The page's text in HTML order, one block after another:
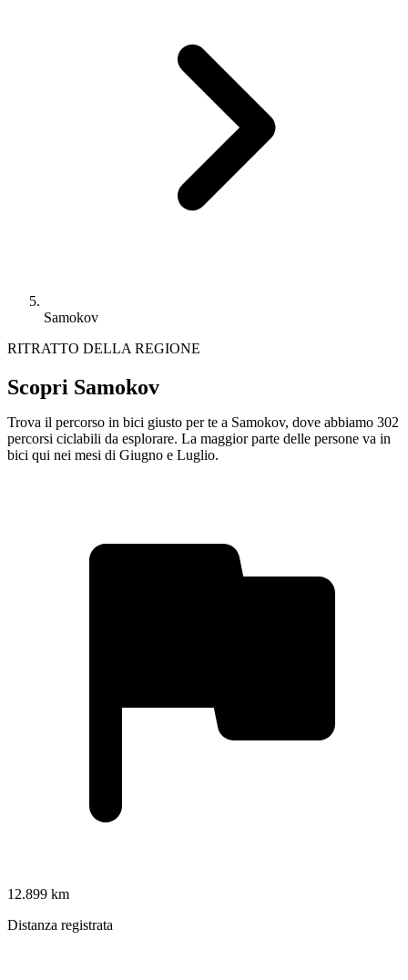
Samokov
RITRATTO DELLA REGIONE
Scopri Samokov
Trova il percorso in bici giusto per te a Samokov, dove abbiamo 302
percorsi ciclabili da esplorare. La maggior parte delle persone va in
bici qui nei mesi di Giugno e Luglio.
12.899 km
Distanza registrata